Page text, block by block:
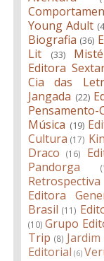
Young Adult
Biografia (36)
Lit
(33)
Editora
Cia das
Jangada (22)
Pensamento-
Música (19)
Cultura (17)
Draco
(16)
Pandorga
Retrospectiva
Editora
Brasil (11)
(10) Grupo
Trip (8)
Editorial (6)